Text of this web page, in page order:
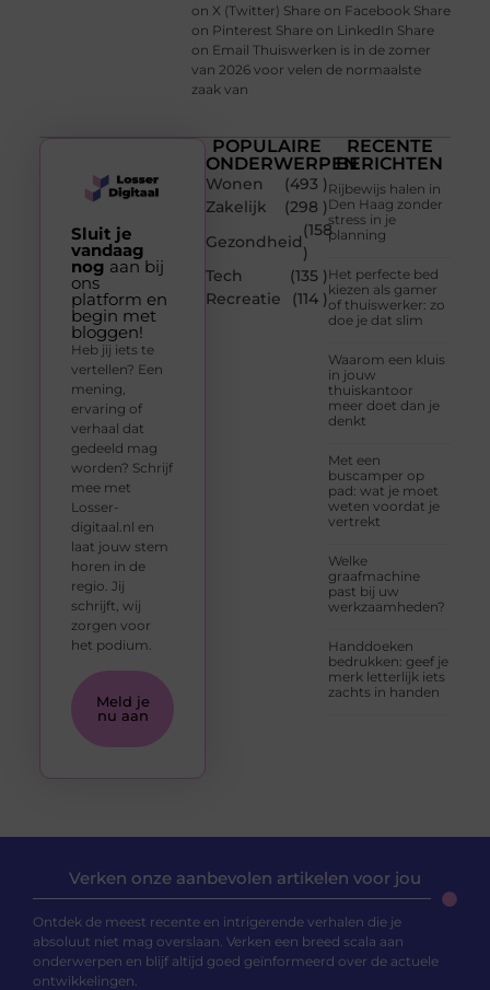
on X (Twitter) Share on Facebook Share
on Pinterest Share on LinkedIn Share
on Email Thuiswerken is in de zomer
van 2026 voor velen de normaalste
zaak van
POPULAIRE
ONDERWERPEN
Wonen
(493 )
Zakelijk
(298 )
Gezondheid
(158
)
Tech
(135 )
Recreatie
(114 )
RECENTE
BERICHTEN
Rijbewijs halen in
Den Haag zonder
stress in je
planning
Het perfecte bed
kiezen als gamer
of thuiswerker: zo
doe je dat slim
Waarom een kluis
in jouw
thuiskantoor
meer doet dan je
denkt
Met een
buscamper op
pad: wat je moet
weten voordat je
vertrekt
Welke
graafmachine
past bij uw
werkzaamheden?
Handdoeken
bedrukken: geef je
merk letterlijk iets
zachts in handen
Sluit je
vandaag
nog aan bij
ons
platform en
begin met
bloggen!
Heb jij iets te
vertellen? Een
mening,
ervaring of
verhaal dat
gedeeld mag
worden? Schrijf
mee met
Losser-
digitaal.nl en
laat jouw stem
horen in de
regio. Jij
schrijft, wij
zorgen voor
het podium.
Meld je
nu aan
Verken onze aanbevolen artikelen voor jou
Ontdek de meest recente en intrigerende verhalen die je
absoluut niet mag overslaan. Verken een breed scala aan
onderwerpen en blijf altijd goed geïnformeerd over de actuele
ontwikkelingen.